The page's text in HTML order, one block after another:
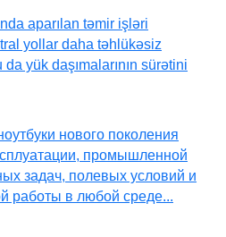
aparılan təmir işləri
yollar daha təhlükəsiz
yük daşımalarının sürətini
нового поколения
промышленной
задач, полевых условий и
работы в любой среде...